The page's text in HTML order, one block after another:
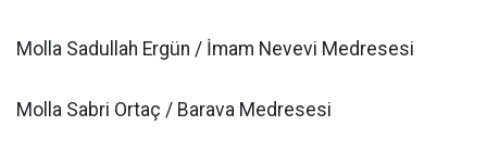
Molla Sadullah Ergün / İmam Nevevi Medresesi
Molla Sabri Ortaç / Barava Medresesi